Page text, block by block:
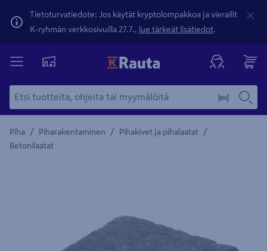
Tietoturvatiedote: Jos käytät kryptolompakkoa ja vierailit
K-ryhmän verkkosivuilla 27.7., lue tärkeät lisätiedot.
Piha / Piharakentaminen / Pihakivet ja pihalaatat /
Betonilaatat
Yksityiskohtainen kuvaus löytyy Tuotteen kuvaus -